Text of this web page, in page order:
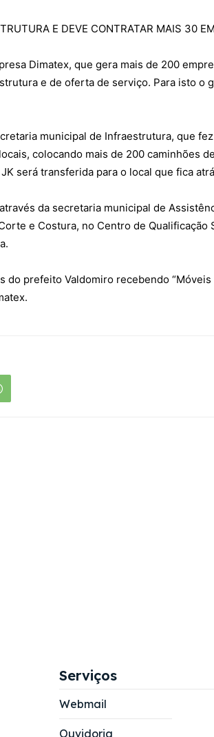
E DEVE CONTRATAR MAIS 30
Dimatex, que gera mais de 200
e de oferta de serviço. Para isto o
municipal de Infraestrutura, que
colocando mais de 200 caminhões
será transferida para o local que fica
da secretaria municipal de
e Costura, no Centro de Qualificação
do prefeito Valdomiro recebendo
Serviços
Webmail
Ouvidoria